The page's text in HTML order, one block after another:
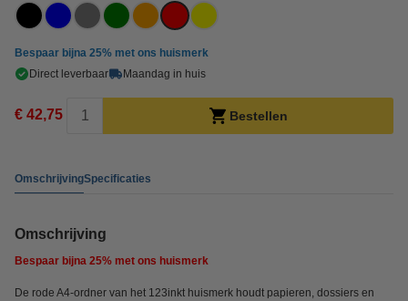
Bespaar bijna 25% met ons huismerk
Direct leverbaar
Maandag in huis
€ 42,75 Bestellen
OmschrijvingSpecificaties
Omschrijving
Bespaar bijna 25% met ons huismerk
De rode A4-ordner van het 123inkt huismerk houdt papieren, dossiers en